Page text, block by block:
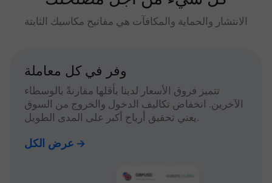
الانتشار والحماية والمكافآت هي مفاتيح مكاسبك الثابتة
وفر في كل معاملة
تتميز فروق الأسعار لدينا بأقلها مقارنةً بالوسطاء
الآخرين. انخفاض تكاليف الدخول والخروج من السوق
يعني تحقيق أرباح أكبر على المدى الطويل.
عرض الكل